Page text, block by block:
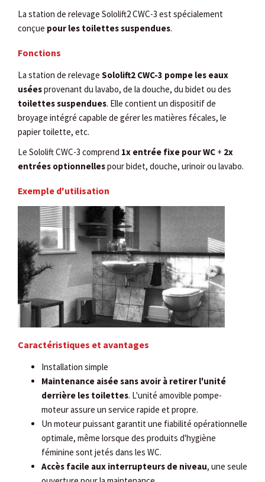
La station de relevage Sololift2 CWC-3 est spécialement
conçue pour les toilettes suspendues.
Fonctions
La station de relevage Sololift2 CWC-3 pompe les eaux
uséesprovenant du lavabo, de la douche, du bidet ou des
toilettes suspendues. Elle contient un dispositif de
broyage intégré capable de gérer les matières fécales, le
papier toilette, etc.
Le Sololift CWC-3 comprend 1x entrée fixe pour WC + 2x
entrées optionnellespour bidet, douche, urinoir ou lavabo.
Exemple d'utilisation
Caractéristiques et avantages
Installation simple
Maintenance aisée sans avoir à retirer l'unité
derrière les toilettes. L'unité amovible pompe-
moteur assure un service rapide et propre.
Un moteur puissant garantit une fiabilité opérationnelle
optimale, même lorsque des produits d'hygiène
féminine sont jetés dans les WC.
Accès facile aux interrupteurs de niveau, une seule